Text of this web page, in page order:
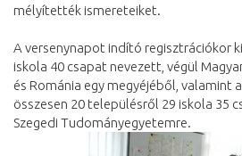
mélyítették ismereteiket.
A versenynapot indító regisztrációkor
iskola 40 csapat nevezett, végül
és Románia egy megyéjéből, valamint
összesen 20 településről 29 iskola 35
Szegedi Tudományegyetemre.